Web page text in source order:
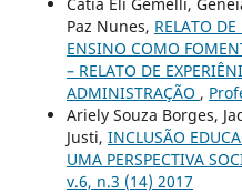
Paz Nunes, RELATO
ENSINO COMO
– RELATO DE
ADMINISTRAÇÃO ,
Ariely Souza Borges,
Justi, INCLUSÃO
UMA PERSPECTIVA
v.6, n.3 (14) 2017